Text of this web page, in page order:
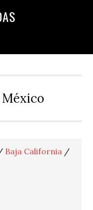
México
Baja California /